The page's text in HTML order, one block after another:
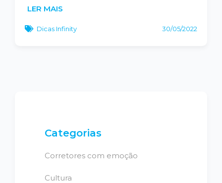
LER MAIS
Dicas Infinity 30/05/2022
Categorias
Corretores com emoção
Cultura